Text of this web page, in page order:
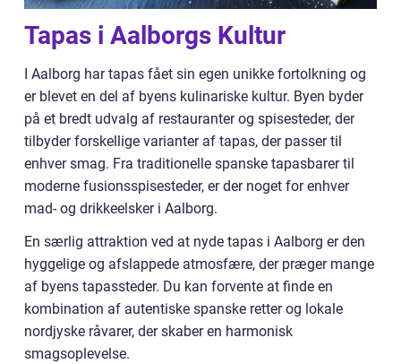
Tapas i Aalborgs Kultur
I Aalborg har tapas fået sin egen unikke fortolkning og
er blevet en del af byens kulinariske kultur. Byen byder
på et bredt udvalg af restauranter og spisesteder, der
tilbyder forskellige varianter af tapas, der passer til
enhver smag. Fra traditionelle spanske tapasbarer til
moderne fusionsspisesteder, er der noget for enhver
mad- og drikkeelsker i Aalborg.
En særlig attraktion ved at nyde tapas i Aalborg er den
hyggelige og afslappede atmosfære, der præger mange
af byens tapassteder. Du kan forvente at finde en
kombination af autentiske spanske retter og lokale
nordjyske råvarer, der skaber en harmonisk
smagsoplevelse.